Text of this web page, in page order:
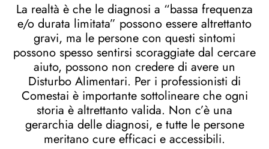
La realtà è che le diagnosi a “bassa frequenza
e/o durata limitata” possono essere altrettanto
gravi, ma le persone con questi sintomi
possono spesso sentirsi scoraggiate dal cercare
aiuto, possono non credere di avere un
Disturbo Alimentari. Per i professionisti di
Comestai è importante sottolineare che ogni
storia è altrettanto valida. Non c’è una
gerarchia delle diagnosi, e tutte le persone
meritano cure efficaci e accessibili.